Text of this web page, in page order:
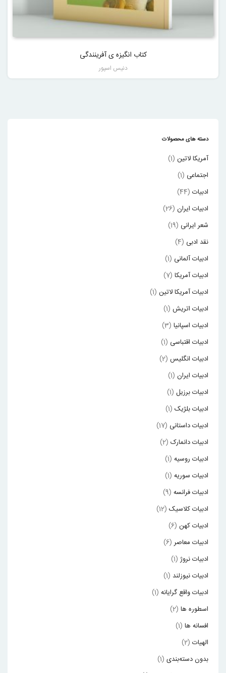
کتاب انگیزه ی آفرینندگی
دنیس اسپور
دسته های محصولات
آمریکا لاتین (1)
اجتماعی (1)
ادبیات (44)
ادبیات ایران (26)
شعر ایرانی (19)
نقد ادبی (4)
ادبیات آلمانی (1)
ادبیات آمریکا (7)
ادبیات آمریکا لاتین (1)
ادبیات اتریش (1)
ادبیات اسپانیا (3)
ادبیات اقتباسی (1)
ادبیات انگلیس (2)
ادبیات ایران (1)
ادبیات برزیل (1)
ادبیات بلژیک (1)
ادبیات داستانی (17)
ادبیات دانمارک (2)
ادبیات روسیه (1)
ادبیات سوریه (1)
ادبیات فرانسه (9)
ادبیات کلاسیک (12)
ادبیات کهن (6)
ادبیات معاصر (6)
ادبیات نروژ (1)
ادبیات نیوزلند (1)
ادبیات واقع گرایانه (1)
اسطوره ها (2)
افسانه ها (1)
الهیات (2)
بدون دسته‌بندی (1)